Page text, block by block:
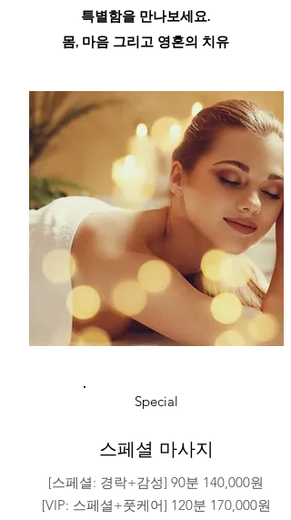
특별함을 만나보세요.
​몸, 마음 그리고 영혼의 치유
Special
​스페셜 마사지
[스페셜: 경락+감성] 90분 140,000원
[VIP: 스페셜+풋케어] 120분 170,000원